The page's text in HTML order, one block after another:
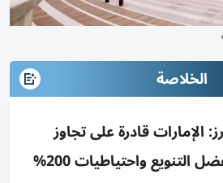
الخلاصة
الإمارات قادرة على تجاوز
تداعيات الحرب بفضل التنويع واحتياطيات 200%